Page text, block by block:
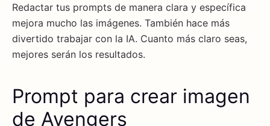
Redactar tus prompts de manera clara y específica
mejora mucho las imágenes. También hace más
divertido trabajar con la IA. Cuanto más claro seas,
mejores serán los resultados.
Prompt para crear imagen
de Avengers